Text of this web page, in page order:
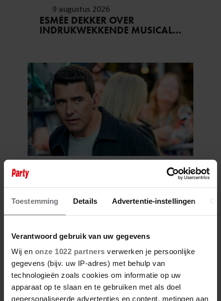
Toestemming Details Advertentie-instellingen
Verantwoord gebruik van uw gegevens
Wij en onze 1022 partners verwerken je persoonlijke
gegevens (bijv. uw IP-adres) met behulp van
technologieën zoals cookies om informatie op uw
apparaat op te slaan en te gebruiken met als doel
gepersonaliseerde advertenties en content, metingen aan
9 augustus 2026
ESMÉE DEKKER OVER
INDRUKWEKKENDE MUSICAL
MEDIA KRITISCH OP JAN SMIT:
“DERTIG JAAR CARRIÈRE EN DE
PERS MAG NIET NAAR
BINNEN”